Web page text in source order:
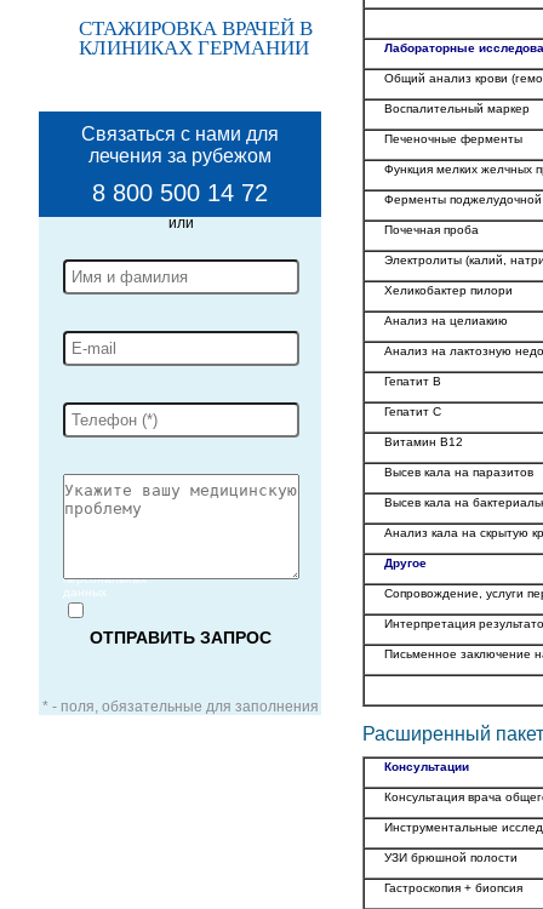
СТАЖИРОВКА ВРАЧЕЙ В
КЛИНИКАХ ГЕРМАНИИ
Связаться с нами для
лечения за рубежом
8 800 500 14 72
персональных
данных
* - поля, обязательные для заполнения
Лабораторные
Общий анализ крови
Воспалительный маркер
Печеночные ферменты
Функция мелких желчных
Ферменты
Почечная проба
Электролиты (калий,
Хеликобактер пилори
Анализ на целиакию
Анализ на лактозную
Гепатит B
Гепатит C
Витамин B12
Высев кала на паразитов
Высев кала на
Анализ кала на скрытую
Другое
Сопровождение, услуги
Интерпретация
Письменное заключение
Расширенный
Консультации
Консультация врача
Инструментальные
УЗИ брюшной полости
Гастроскопия + биопсия